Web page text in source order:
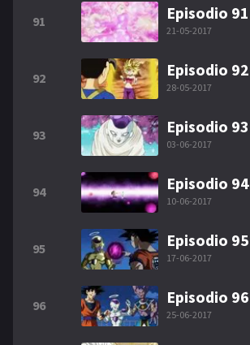
91 Episodio 91
21-05-2017
92 Episodio 92
28-05-2017
93 Episodio 93
03-06-2017
94 Episodio 94
10-06-2017
95 Episodio 95
17-06-2017
96 Episodio 96
25-06-2017